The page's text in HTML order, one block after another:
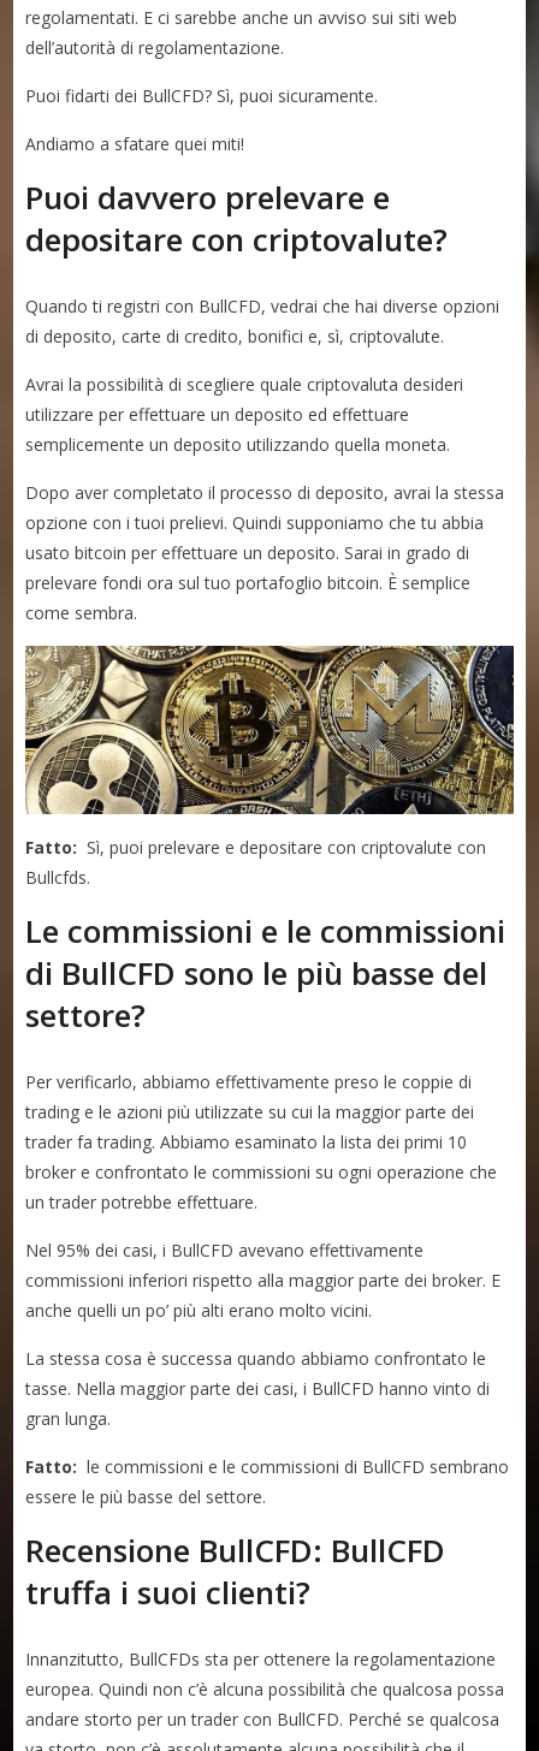
regolamentati. E ci sarebbe anche un avviso sui siti web
dell’autorità di regolamentazione.
Puoi fidarti dei BullCFD? Sì, puoi sicuramente.
Andiamo a sfatare quei miti!
Puoi davvero prelevare e
depositare con criptovalute?
Quando ti registri con BullCFD, vedrai che hai diverse opzioni
di deposito, carte di credito, bonifici e, sì, criptovalute.
Avrai la possibilità di scegliere quale criptovaluta desideri
utilizzare per effettuare un deposito ed effettuare
semplicemente un deposito utilizzando quella moneta.
Dopo aver completato il processo di deposito, avrai la stessa
opzione con i tuoi prelievi. Quindi supponiamo che tu abbia
usato bitcoin per effettuare un deposito. Sarai in grado di
prelevare fondi ora sul tuo portafoglio bitcoin. È semplice
come sembra.
Fatto: Sì, puoi prelevare e depositare con criptovalute con
Bullcfds.
Le commissioni e le commissioni
di BullCFD sono le più basse del
settore?
Per verificarlo, abbiamo effettivamente preso le coppie di
trading e le azioni più utilizzate su cui la maggior parte dei
trader fa trading. Abbiamo esaminato la lista dei primi 10
broker e confrontato le commissioni su ogni operazione che
un trader potrebbe effettuare.
Nel 95% dei casi, i BullCFD avevano effettivamente
commissioni inferiori rispetto alla maggior parte dei broker. E
anche quelli un po’ più alti erano molto vicini.
La stessa cosa è successa quando abbiamo confrontato le
tasse. Nella maggior parte dei casi, i BullCFD hanno vinto di
gran lunga.
Fatto: le commissioni e le commissioni di BullCFD sembrano
essere le più basse del settore.
Recensione BullCFD: BullCFD
truffa i suoi clienti?
Innanzitutto, BullCFDs sta per ottenere la regolamentazione
europea. Quindi non c’è alcuna possibilità che qualcosa possa
andare storto per un trader con BullCFD. Perché se qualcosa